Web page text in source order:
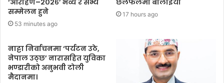
‘आरोहण–२०२६’ भव्य र सभ्य
सम्मेलन हुने
53 minutes ago
छलफलमा बोलाइयो
17 hours ago
नाट्टा निर्वाचनमा ‘पर्यटन उठे,
नेपाल उठ्छ’ नारासहित युविका
भण्डारीको अनुभवी टोली
मैदानमा।